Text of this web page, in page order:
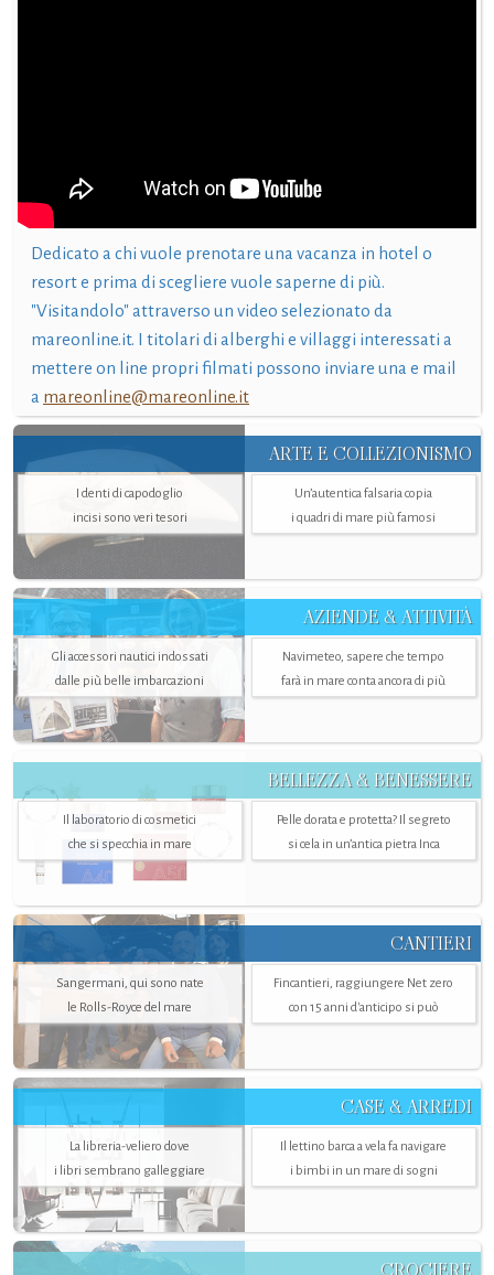
Dedicato a chi vuole prenotare una vacanza in hotel o
resort e prima di scegliere vuole saperne di più.
"Visitandolo" attraverso un video selezionato da
mareonline.it. I titolari di alberghi e villaggi interessati a
mettere on line propri filmati possono inviare una e mail
a mareonline@mareonline.it
ARTE E COLLEZIONISMO
I denti di capodoglio
incisi sono veri tesori
Un’autentica falsaria copia
i quadri di mare più famosi
AZIENDE & ATTIVITÀ
Gli accessori nautici indossati
dalle più belle imbarcazioni
Navimeteo, sapere che tempo
farà in mare conta ancora di più
BELLEZZA & BENESSERE
Il laboratorio di cosmetici
che si specchia in mare
Pelle dorata e protetta? Il segreto
si cela in un’antica pietra Inca
CANTIERI
Sangermani, qui sono nate
le Rolls-Royce del mare
Fincantieri, raggiungere Net zero
con 15 anni d'anticipo si può
CASE & ARREDI
La libreria-veliero dove
i libri sembrano galleggiare
Il lettino barca a vela fa navigare
i bimbi in un mare di sogni
CROCIERE